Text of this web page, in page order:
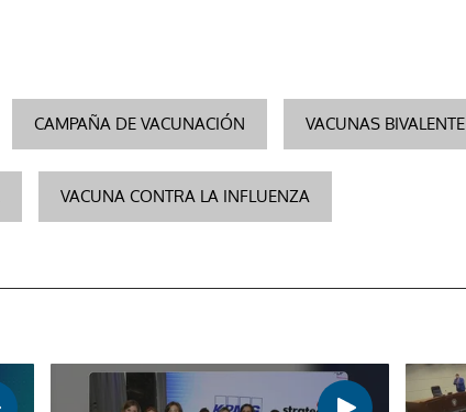
CAMPAÑA DE VACUNACIÓN VACUNAS BIVALENTE
VACUNA CONTRA LA INFLUENZA